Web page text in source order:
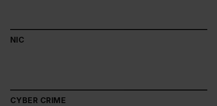
NIC
CYBER CRIME